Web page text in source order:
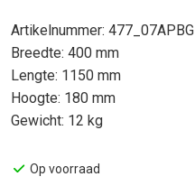
Artikelnummer: 477_07APBG
Breedte: 400 mm
Lengte: 1150 mm
Hoogte: 180 mm
Gewicht: 12 kg
Op voorraad